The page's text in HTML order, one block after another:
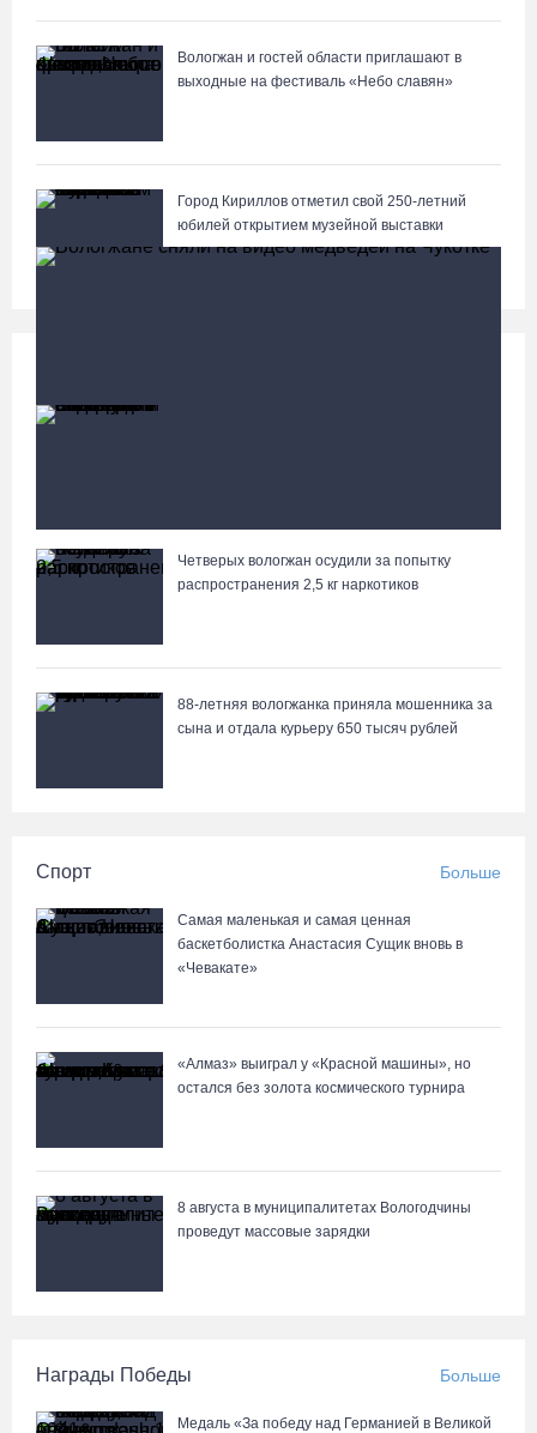
Вологжане сняли на видео медведей на Чукотке
Вологжан и гостей области приглашают в
выходные на фестиваль «Небо славян»
Город Кириллов отметил свой 250-летний
юбилей открытием музейной выставки
Четверых вологжан осудили за попытку
распространения 2,5 кг наркотиков
88-летняя вологжанка приняла мошенника за
сына и отдала курьеру 650 тысяч рублей
Спорт Больше
Самая маленькая и самая ценная
баскетболистка Анастасия Сущик вновь в
«Чевакате»
«Алмаз» выиграл у «Красной машины», но
остался без золота космического турнира
8 августа в муниципалитетах Вологодчины
проведут массовые зарядки
Награды Победы Больше
Медаль «За победу над Германией в Великой